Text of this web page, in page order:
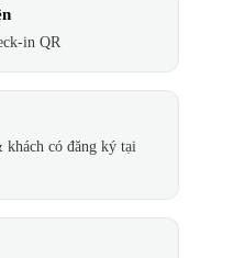
in QR
khách có đăng ký tại